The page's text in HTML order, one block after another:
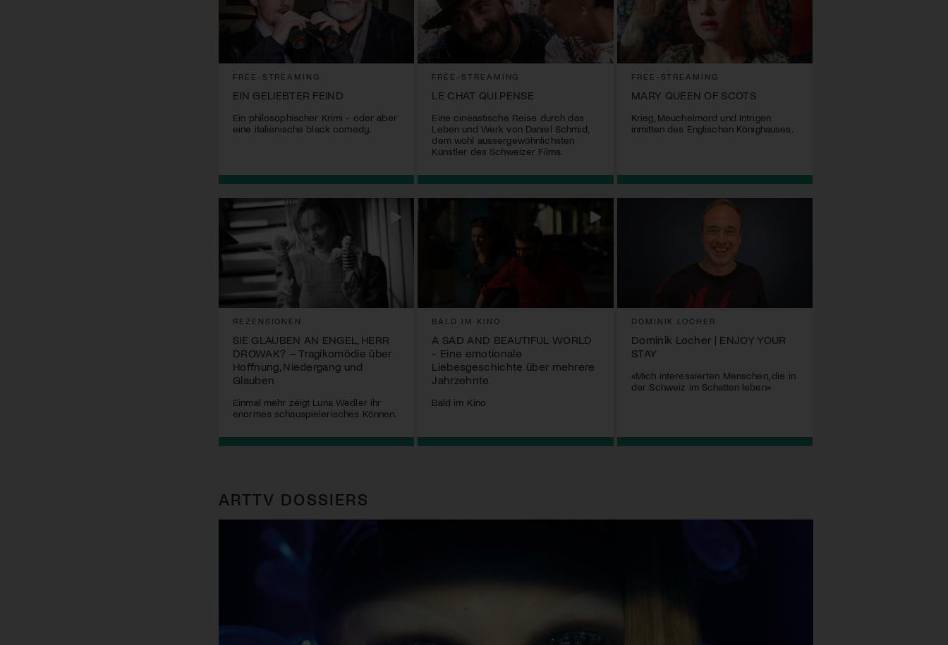
FREE-STREAMING
EIN GELIEBTER FEIND
Ein philosophischer Krimi - oder aber
eine italienische black comedy.
FREE-STREAMING
LE CHAT QUI PENSE
Eine cineastische Reise durch das
Leben und Werk von Daniel Schmid,
dem wohl aussergewöhnlichsten
Künstler des Schweizer Films.
FREE-STREAMING
MARY QUEEN OF SCOTS
Krieg, Meuchelmord und Intrigen
inmitten des Englischen Könighauses.
REZENSIONEN
SIE GLAUBEN AN ENGEL, HERR
DROWAK? – Tragikomödie über
Hoffnung, Niedergang und
Glauben
Einmal mehr zeigt Luna Wedler ihr
enormes schauspielerisches Können.
BALD IM KINO
A SAD AND BEAUTIFUL WORLD
- Eine emotionale
Liebesgeschichte über mehrere
Jahrzehnte
Bald im Kino
DOMINIK LOCHER
Dominik Locher | ENJOY YOUR
STAY
«Mich interessierten Menschen, die in
der Schweiz im Schatten leben»
ARTTV DOSSIERS